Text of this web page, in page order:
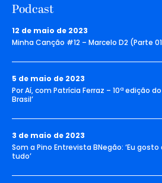
Podcast
12 de maio de 2023
Minha Canção #12 – Marcelo D2 (Parte
5 de maio de 2023
Por Aí, com Patrícia Ferraz – 10ª edição
Brasil’
3 de maio de 2023
Som a Pino Entrevista BNegão: ‘Eu
tudo’